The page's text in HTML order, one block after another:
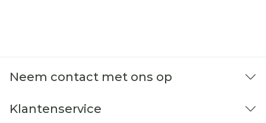
geneesmiddelen in, of heeft u dat kort
dat u in de nabije toekomst andere
Neem contact met ons op
Klantenservice